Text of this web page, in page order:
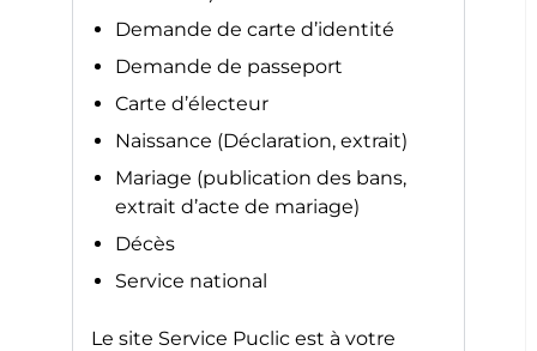
Demande de carte d’identité
Demande de passeport
Carte d’électeur
Naissance (Déclaration, extrait)
Mariage (publication des bans,
extrait d’acte de mariage)
Décès
Service national
Le site Service Puclic est à votre